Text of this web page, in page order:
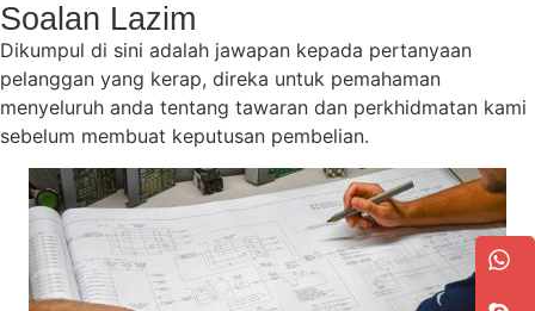
Soalan Lazim
Dikumpul di sini adalah jawapan kepada pertanyaan
pelanggan yang kerap, direka untuk pemahaman
menyeluruh anda tentang tawaran dan perkhidmatan kami
sebelum membuat keputusan pembelian.